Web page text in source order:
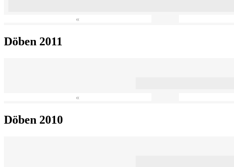
«
Döben 2011
«
Döben 2010